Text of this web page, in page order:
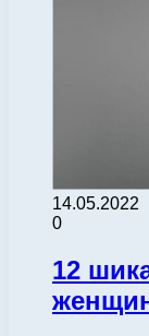
14.05.2022
0
12